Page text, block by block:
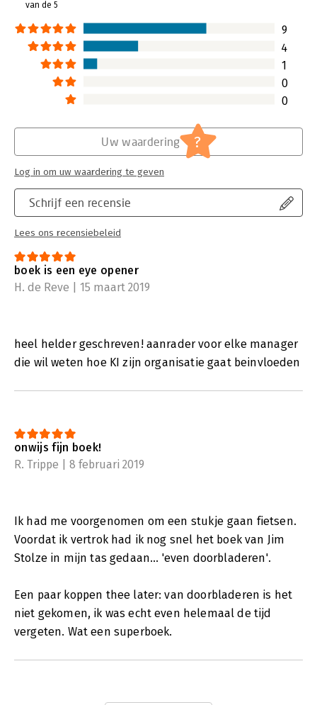
van de 5
9
4
1
0
0
Schrijf een recensie
Lees ons recensiebeleid
Uw waardering ?
Log in om uw waardering te geven
boek is een eye opener
H. de Reve | 15 maart 2019
heel helder geschreven! aanrader voor elke manager
die wil weten hoe KI zijn organisatie gaat beinvloeden
onwijs fijn boek!
R. Trippe | 8 februari 2019
Ik had me voorgenomen om een stukje gaan fietsen.
Voordat ik vertrok had ik nog snel het boek van Jim
Stolze in mijn tas gedaan... 'even doorbladeren'.
Een paar koppen thee later: van doorbladeren is het
niet gekomen, ik was echt even helemaal de tijd
vergeten. Wat een superboek.